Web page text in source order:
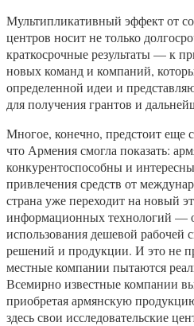
Мультипликативный эффект от
центров носит не только
краткосрочные результаты — к
новых команд и компаний,
определенной идеи и
для получения грантов и
Многое, конечно, предстоит еще
что Армения смогла показать:
конкурентоспособны и
привлечения средств от
страна уже переходит на новый
информационных технологий —
использования дешевой
решений и продукции. И это не
местные компании пытаются
Всемирно известные компании
приобретая армянскую
здесь свои исследовательские